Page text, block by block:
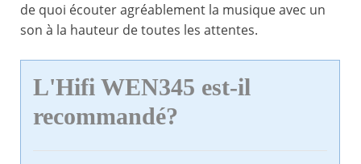
de quoi écouter agréablement la musique avec un
son à la hauteur de toutes les attentes.
L'Hifi WEN345 est-il
recommandé?